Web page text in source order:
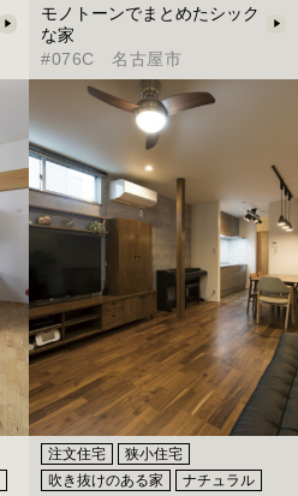
モノトーンでまとめたシック
な家
#076C 名古屋市
注文住宅
狭小住宅
吹き抜けのある家
ナチュラル